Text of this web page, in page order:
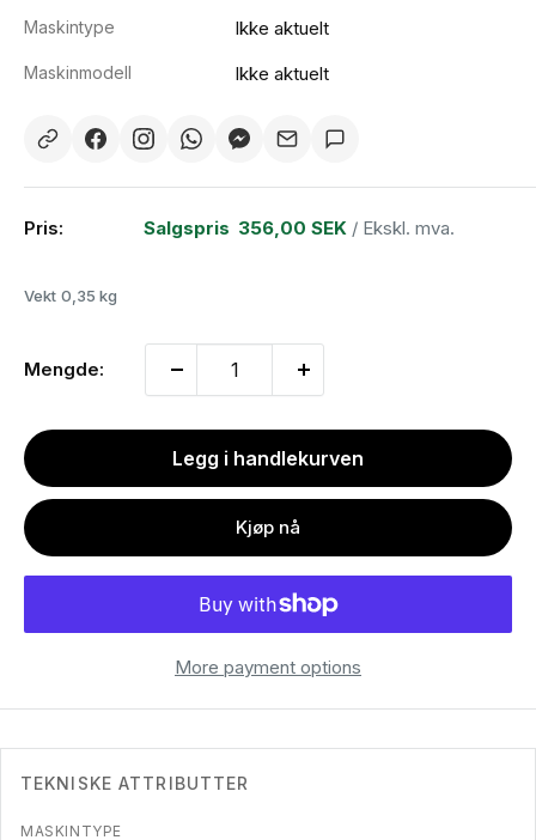
Maskintype Ikke aktuelt
Maskinmodell Ikke aktuelt
Pris: Salgspris 356,00 SEK / Ekskl. mva.
Vekt 0,35 kg
Mengde:
Legg i handlekurven
Kjøp nå
More payment options
TEKNISKE ATTRIBUTTER
MASKINTYPE